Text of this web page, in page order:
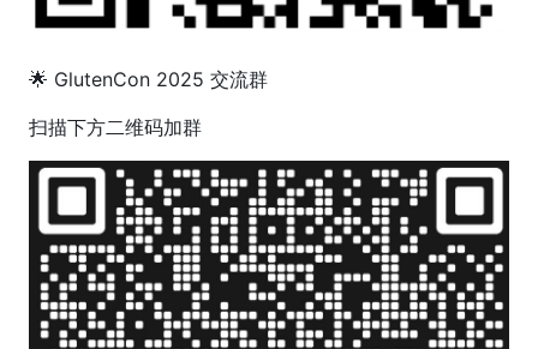
🌟 GlutenCon 2025 交流群
扫描下方二维码加群